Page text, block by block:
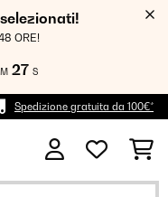
ORE!
M 26 S
Spedizione gratuita da 100€*